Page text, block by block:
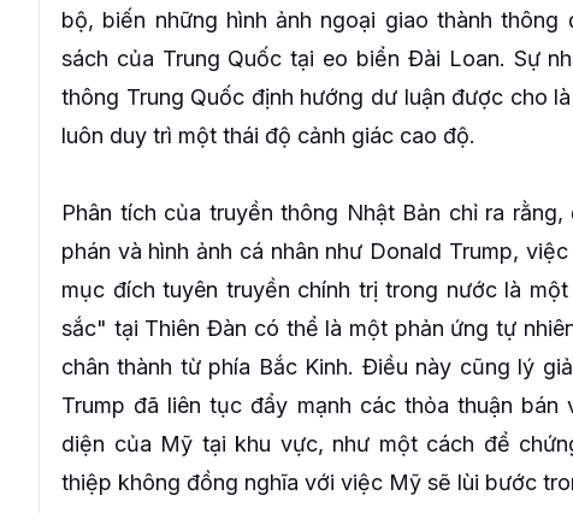
bộ, biến những hình ảnh ngoại giao thành
sách của Trung Quốc tại eo biển Đài Loan. Sự
thông Trung Quốc định hướng dư luận được cho
luôn duy trì một thái độ cảnh giác cao độ.
Phân tích của truyền thông Nhật Bản chỉ ra
phán và hình ảnh cá nhân như Donald Trump,
mục đích tuyên truyền chính trị trong nước là
sắc" tại Thiên Đàn có thể là một phản ứng tự
chân thành từ phía Bắc Kinh. Điều này cũng lý
Trump đã liên tục đẩy mạnh các thỏa thuận
diện của Mỹ tại khu vực, như một cách để
thiệp không đồng nghĩa với việc Mỹ sẽ lùi bước